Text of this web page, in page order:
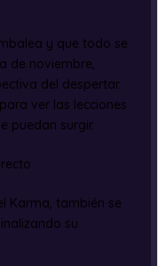
y que todo se
de noviembre,
del despertar.
ver las lecciones
puedan surgir.
Karma, también se
su